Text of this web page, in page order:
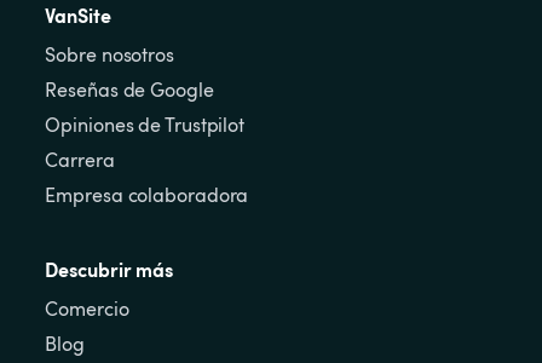
VanSite
Sobre nosotros
Reseñas de Google
Opiniones de Trustpilot
Carrera
Empresa colaboradora
Descubrir más
Comercio
Blog